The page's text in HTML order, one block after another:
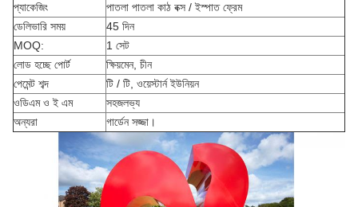
প্যাকেজিং
পাতলা পাতলা কাঠ বক্স / ইস্পাত ফ্রেম
ডেলিভারি সময়
45 দিন
MOQ:
1 সেট
লোড হচ্ছে পোর্ট
ক্ষিয়মেন, চীন
পেমেন্ট শব্দ
টি / টি, ওয়েস্টার্ন ইউনিয়ন
ওডিএম ও ই এম
সহজলভ্য
অন্যরা
গার্ডেন সজ্জা।